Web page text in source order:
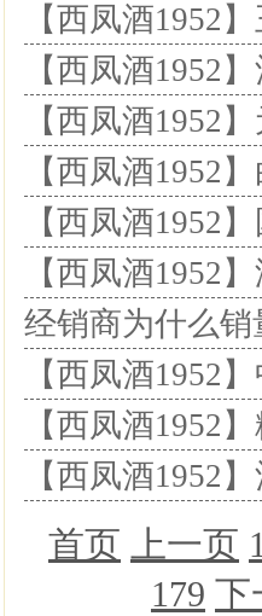
【西凤酒1952
【西凤酒1952
【西凤酒1952
【西凤酒1952
【西凤酒1952
【西凤酒1952
经销商为什么
【西凤酒1952
【西凤酒1952
【西凤酒1952
首页 上一页
179 下